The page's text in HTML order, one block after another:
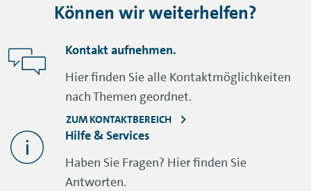
Können wir weiterhelfen?
Kontakt aufnehmen.
Hier finden Sie alle Kontaktmöglichkeiten
nach Themen geordnet.
ZUM KONTAKTBEREICH
Hilfe & Services
Haben Sie Fragen? Hier finden Sie
Antworten.